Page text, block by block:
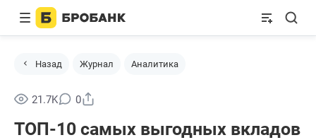
Назад Журнал Аналитика
21.7K 0
ТОП-10 самых выгодных вкладов